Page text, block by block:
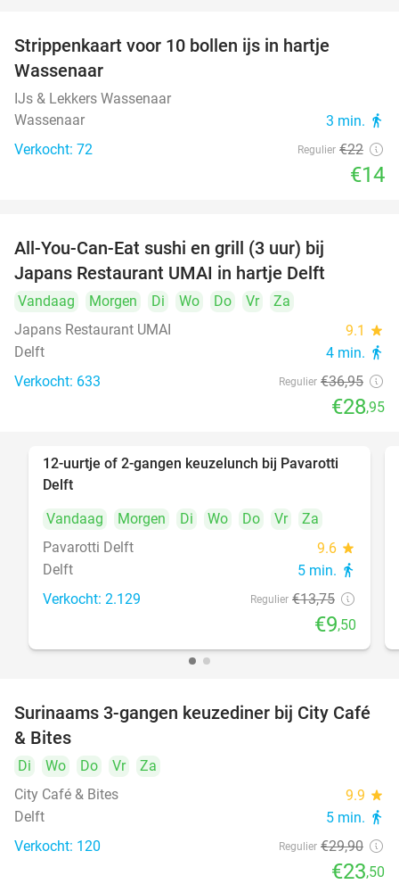
Strippenkaart voor 10 bollen ijs in hartje
Wassenaar
IJs & Lekkers Wassenaar
Wassenaar
3 min. directions_walk
Verkocht: 72 Regulier €22
€14
All-You-Can-Eat sushi en grill (3 uur) bij
Japans Restaurant UMAI in hartje Delft
Vandaag Morgen Di Wo Do Vr
Za
Japans Restaurant UMAI
9.1 star
Delft 4 min. directions_walk
Verkocht: 633 Regulier €36,95
€28,95
31%
12-uurtje of 2-gangen keuzelunch bij Pavarotti
Delft
Vandaag
Morgen Di Wo Do Vr
Za
Pavarotti Delft
9.6 star
Delft 5 min. directions_walk
Verkocht: 2.129 Regulier €13,75
€9,50
21%
Surinaams 3-gangen keuzediner bij City Café
& Bites
Di Wo Do Vr
Za
City Café & Bites
9.9 star
Delft 5 min. directions_walk
Verkocht: 120 Regulier €29,90
€23,50